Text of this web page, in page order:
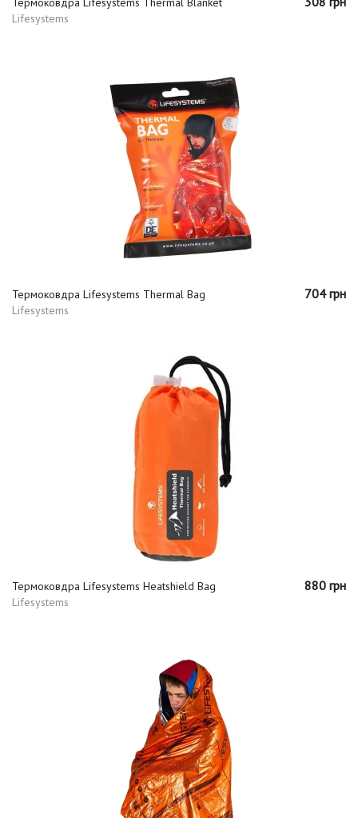
Lifesystems
Термоковдра Lifesystems Thermal Bag
Lifesystems
704 грн
Термоковдра Lifesystems Heatshield Bag
Lifesystems
880 грн